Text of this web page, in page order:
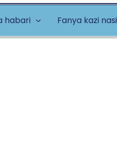
habari Fanya kazi nasi